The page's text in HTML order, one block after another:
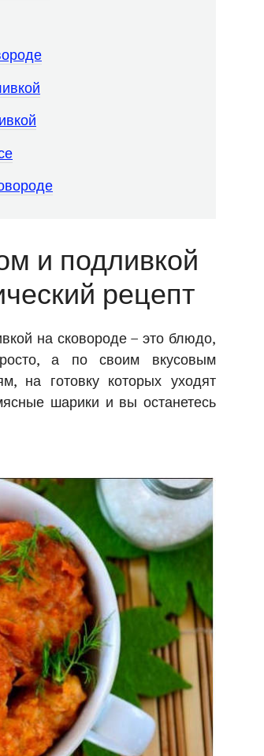
и подливкой
рецепт
на сковороде – это блюдо,
а по своим вкусовым
на готовку которых уходят
шарики и вы останетесь